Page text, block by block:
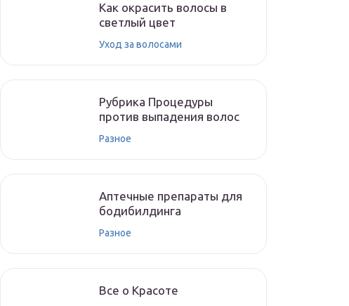
Как окрасить волосы в
светлый цвет
Уход за волосами
Рубрика Процедуры
против выпадения волос
Разное
Аптечные препараты для
бодибилдинга
Разное
Все о Красоте